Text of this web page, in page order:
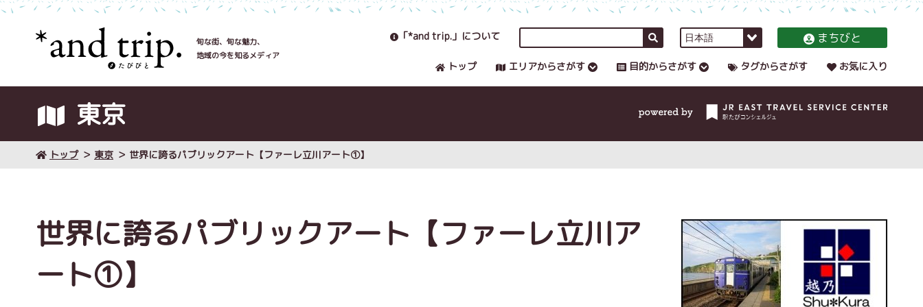
旬な街、旬な魅力、
地域の今を知るメディア
「*and trip.」について まちびと
トップ エリアからさがす 目的からさがす タグからさがす お気に入り
東京
トップ 東京 世界に誇るパブリックアート【ファーレ立川アート①】
世界に誇るパブリックアート【ファーレ立川ア
ート①】